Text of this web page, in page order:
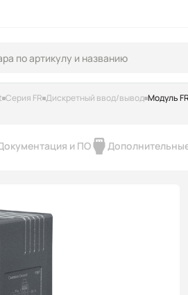
Серия FR Дискретный ввод/вывод Модуль
и ПО